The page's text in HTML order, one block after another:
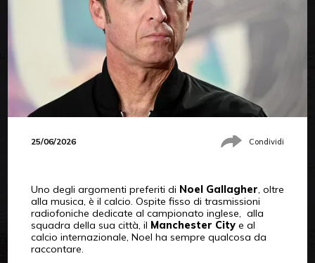
25/06/2026 Condividi
Uno degli argomenti preferiti di Noel Gallagher, oltre
alla musica, è il calcio. Ospite fisso di trasmissioni
radiofoniche dedicate al campionato inglese, alla
squadra della sua città, il Manchester Citye al
calcio internazionale, Noel ha sempre qualcosa da
raccontare.